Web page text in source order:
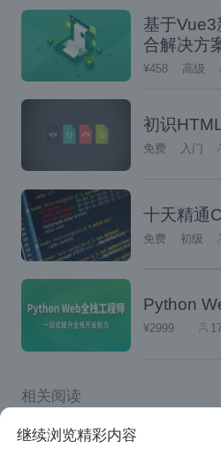
继续浏览精彩内容
下面介绍一下vue组件的
    data
: {
基于
合解决方
¥458 高级
初识
免费 入门
十天精通
免费 初级
Python
¥2999
相关阅读
vue.js 2.0 - 快速开始组件化